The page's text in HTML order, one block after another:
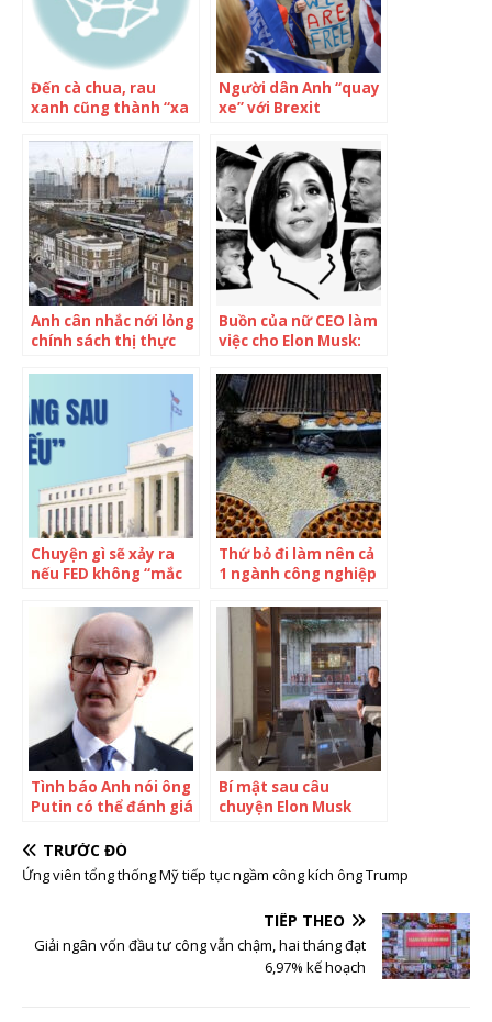
Đến cà chua, rau
xanh cũng thành “xa
người Anh được hỏi
cảm thấy Brexit đã
sai
Người dân Anh “quay
xe” với Brexit
Anh cân nhắc nới lỏng
chính sách thị thực
Buồn của nữ CEO làm
việc cho Elon Musk:
điểm, vị lãnh đạo bù
nhìn được thuê về để
‘làm cảnh’
Chuyện gì sẽ xảy ra
nếu FED không “mắc
người vẫn nói?
Thứ bỏ đi làm nên cả
1 ngành công nghiệp
quýt khô có thể dùng
làm tài sản thế chấp
vay vốn, làm giàu cho
người dân và làm
rạng danh cả một
thành phố
Tình báo Anh nói ông
Putin có thể đánh giá
Bí mật sau câu
chuyện Elon Musk
tới từ băn khoăn phải
làm gì đó với 10 tỷ
ngân hàng
TRƯỚC ĐÓ
Ứng viên tổng thống Mỹ tiếp tục ngầm công kích ông Trump
TIẾP THEO
Giải ngân vốn đầu tư công vẫn chậm, hai tháng đạt
6,97% kế hoạch